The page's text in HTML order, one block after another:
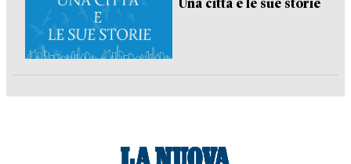
Una città e le sue storie